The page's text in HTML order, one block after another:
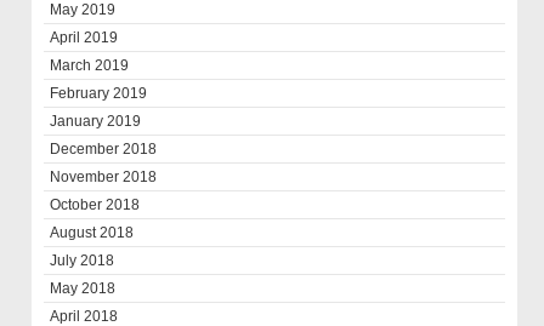
May 2019
April 2019
March 2019
February 2019
January 2019
December 2018
November 2018
October 2018
August 2018
July 2018
May 2018
April 2018